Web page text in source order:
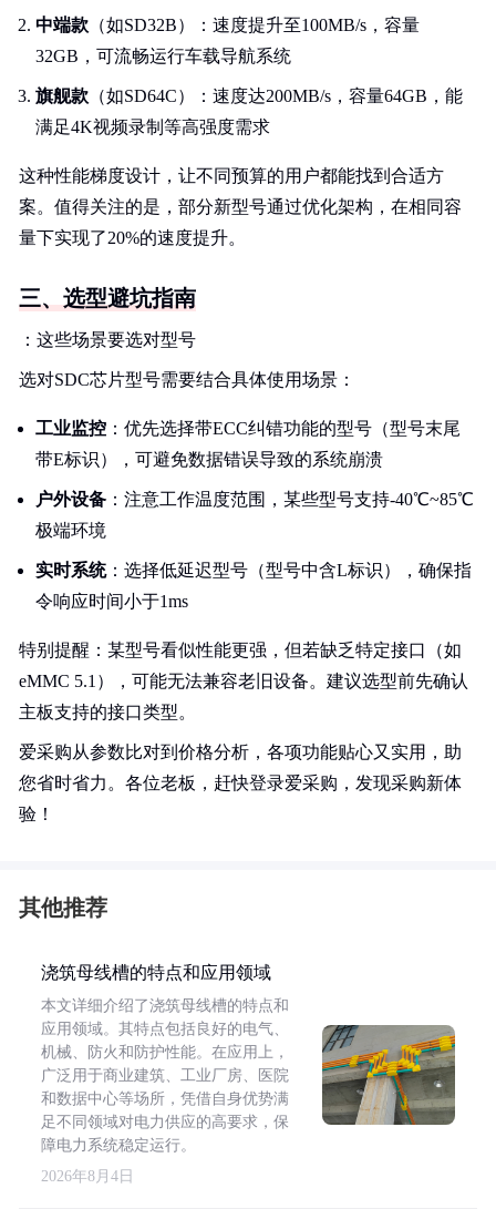
中端款 （如SD32B）：速度提升至100MB/s，容量
32GB，可流畅运行车载导航系统
旗舰款 （如SD64C）：速度达200MB/s，容量64GB，能
满足4K视频录制等高强度需求
这种性能梯度设计，让不同预算的用户都能找到合适方
案。值得关注的是，部分新型号通过优化架构，在相同容
量下实现了20%的速度提升。
三、选型避坑指南
：这些场景要选对型号
选对SDC芯片型号需要结合具体使用场景：
工业监控 ：优先选择带ECC纠错功能的型号（型号末尾
带E标识），可避免数据错误导致的系统崩溃
户外设备 ：注意工作温度范围，某些型号支持-40℃~85℃
极端环境
实时系统：选择低延迟型号（型号中含L标识），确保指
令响应时间小于1ms
特别提醒：某型号看似性能更强，但若缺乏特定接口（如
eMMC 5.1），可能无法兼容老旧设备。建议选型前先确认
主板支持的接口类型。
爱采购从参数比对到价格分析，各项功能贴心又实用，助
您省时省力。各位老板，赶快登录爱采购，发现采购新体
验！
其他推荐
浇筑母线槽的特点和应用领域
本文详细介绍了浇筑母线槽的特点和
应用领域。其特点包括良好的电气、
机械、防火和防护性能。在应用上，
广泛用于商业建筑、工业厂房、医院
和数据中心等场所，凭借自身优势满
足不同领域对电力供应的高要求，保
障电力系统稳定运行。
2026年8月4日